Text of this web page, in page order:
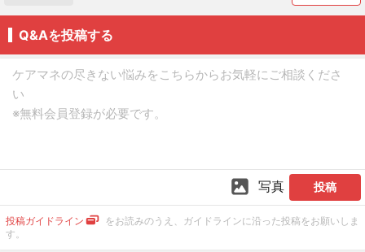
Q&Aを投稿する
写真 投稿
投稿ガイドライン
をお読みのうえ、ガイドラインに沿った投稿をお願いしま
す。